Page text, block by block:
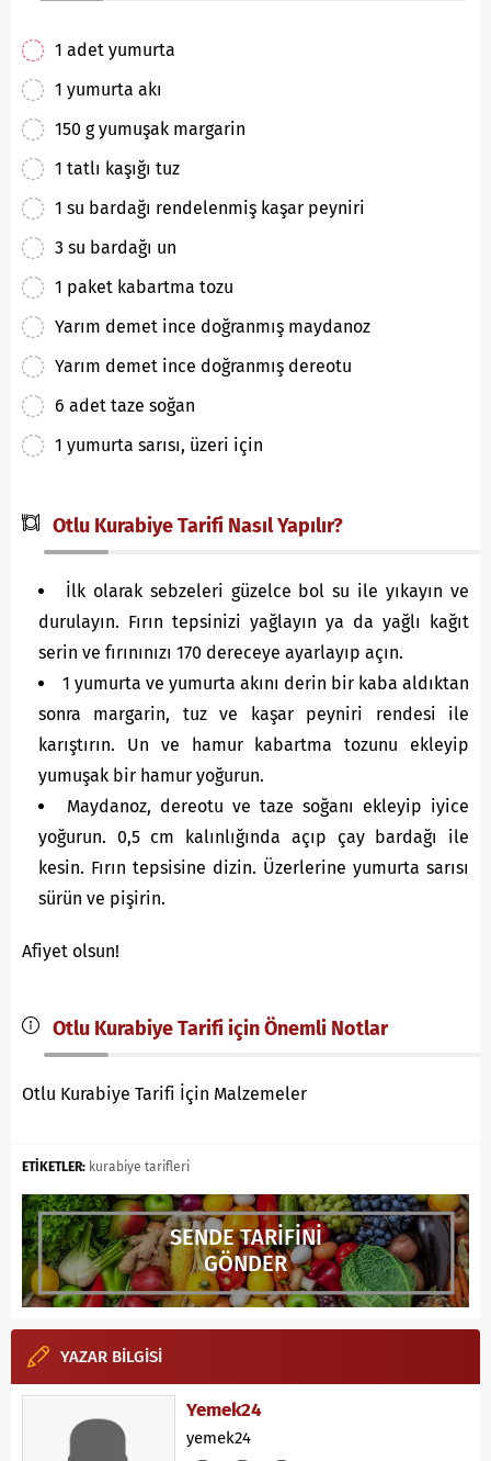
1 adet yumurta
1 yumurta akı
150 g yumuşak margarin
1 tatlı kaşığı tuz
1 su bardağı rendelenmiş kaşar peyniri
3 su bardağı un
1 paket kabartma tozu
Yarım demet ince doğranmış maydanoz
Yarım demet ince doğranmış dereotu
6 adet taze soğan
1 yumurta sarısı, üzeri için
Otlu Kurabiye Tarifi Nasıl Yapılır?
İlk olarak sebzeleri güzelce bol su ile yıkayın ve
durulayın. Fırın tepsinizi yağlayın ya da yağlı kağıt
serin ve fırınınızı 170 dereceye ayarlayıp açın.
1 yumurta ve yumurta akını derin bir kaba aldıktan
sonra margarin, tuz ve kaşar peyniri rendesi ile
karıştırın. Un ve hamur kabartma tozunu ekleyip
yumuşak bir hamur yoğurun.
Maydanoz, dereotu ve taze soğanı ekleyip iyice
yoğurun. 0,5 cm kalınlığında açıp çay bardağı ile
kesin. Fırın tepsisine dizin. Üzerlerine yumurta sarısı
sürün ve pişirin.
Afiyet olsun!
Otlu Kurabiye Tarifi için Önemli Notlar
Otlu Kurabiye Tarifi İçin Malzemeler
ETİKETLER: kurabiye tarifleri
SENDE TARİFİNİ
GÖNDER
YAZAR BİLGİSİ
Yemek24
yemek24